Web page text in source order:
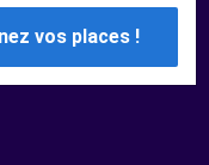
Mercredi 12 Août 2026 - Prenez vos places !